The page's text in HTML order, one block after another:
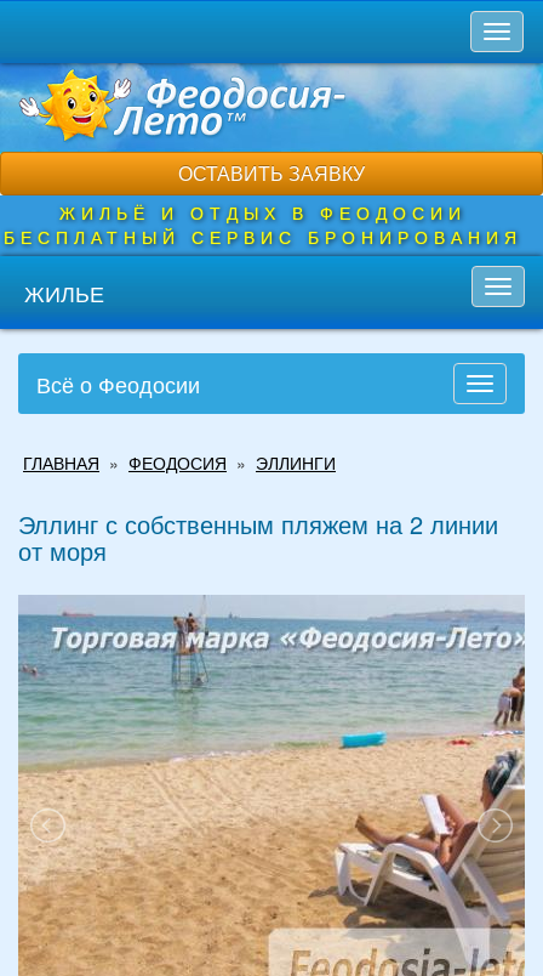
основному
содержанию
ОСТАВИТЬ ЗАЯВКУ
ЖИЛЬЁ И ОТДЫХ В ФЕОДОСИИ
БЕСПЛАТНЫЙ СЕРВИС БРОНИРОВАНИЯ
ЖИЛЬЕ
Toggle
Всё о Феодосии
здесь
ГЛАВНАЯ » ФЕОДОСИЯ » ЭЛЛИНГИ
Эллинг с собственным пляжем на 2 линии
от моря